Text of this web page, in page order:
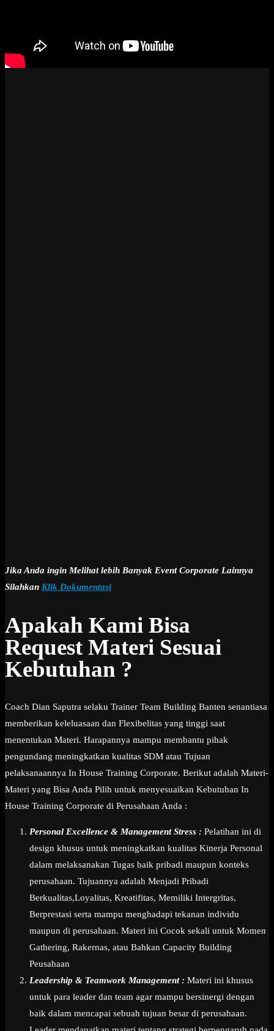
Jika Anda ingin Melihat lebih Banyak Event Corporate Lainnya
Silahkan Klik Dokumentasi
Apakah Kami Bisa
Request Materi Sesuai
Kebutuhan ?
Coach Dian Saputra selaku Trainer Team Building Banten senantiasa
memberikan keleluasaan dan Flexibelitas yang tinggi saat
menentukan Materi. Harapannya mampu membantu pihak
pengundang meningkatkan kualitas SDM atau Tujuan
pelaksanaannya In House Training Corporate. Berikut adalah Materi-
Materi yang Bisa Anda Pilih untuk menyesuaikan Kebutuhan In
House Training Corporate di Perusahaan Anda :
Personal Excellence & Management Stress : Pelatihan ini di
design khusus untuk meningkatkan kualitas Kinerja Personal
dalam melaksanakan Tugas baik pribadi maupun konteks
perusahaan. Tujuannya adalah Menjadi Pribadi
Berkualitas,Loyalitas, Kreatifitas, Memiliki Intergritas,
Berprestasi serta mampu menghadapi tekanan individu
maupun di perusahaan. Materi ini Cocok sekali untuk Momen
Gathering, Rakernas, atau Bahkan Capacity Building
Peusahaan
Leadership & Teamwork Management : Materi ini khusus
untuk para leader dan team agar mampu bersinergi dengan
baik dalam mencapai sebuah tujuan besar di perusahaan.